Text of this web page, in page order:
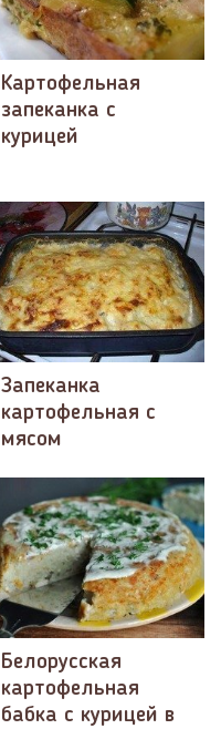
Картофельная
запеканка с
курицей
Запеканка
картофельная с
мясом
Белорусская
картофельная
бабка с курицей в